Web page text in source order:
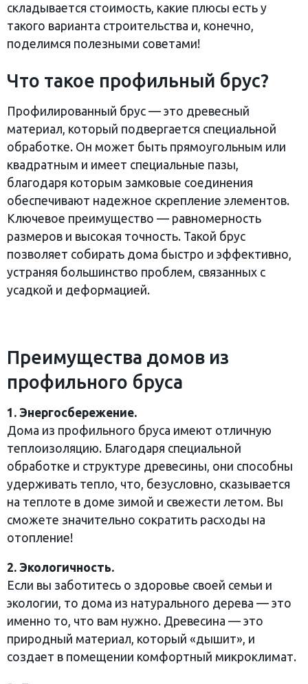
складывается стоимость, какие плюсы есть у
такого варианта строительства и, конечно,
поделимся полезными советами!
Что такое профильный брус?
Профилированный брус — это древесный
материал, который подвергается специальной
обработке. Он может быть прямоугольным или
квадратным и имеет специальные пазы,
благодаря которым замковые соединения
обеспечивают надежное скрепление элементов.
Ключевое преимущество — равномерность
размеров и высокая точность. Такой брус
позволяет собирать дома быстро и эффективно,
устраняя большинство проблем, связанных с
усадкой и деформацией.
Преимущества домов из
профильного бруса
1. Энергосбережение.
Дома из профильного бруса имеют отличную
теплоизоляцию. Благодаря специальной
обработке и структуре древесины, они способны
удерживать тепло, что, безусловно, сказывается
на теплоте в доме зимой и свежести летом. Вы
сможете значительно сократить расходы на
отопление!
2. Экологичность.
Если вы заботитесь о здоровье своей семьи и
экологии, то дома из натурального дерева — это
именно то, что вам нужно. Древесина — это
природный материал, который «дышит», и
создает в помещении комфортный микроклимат.